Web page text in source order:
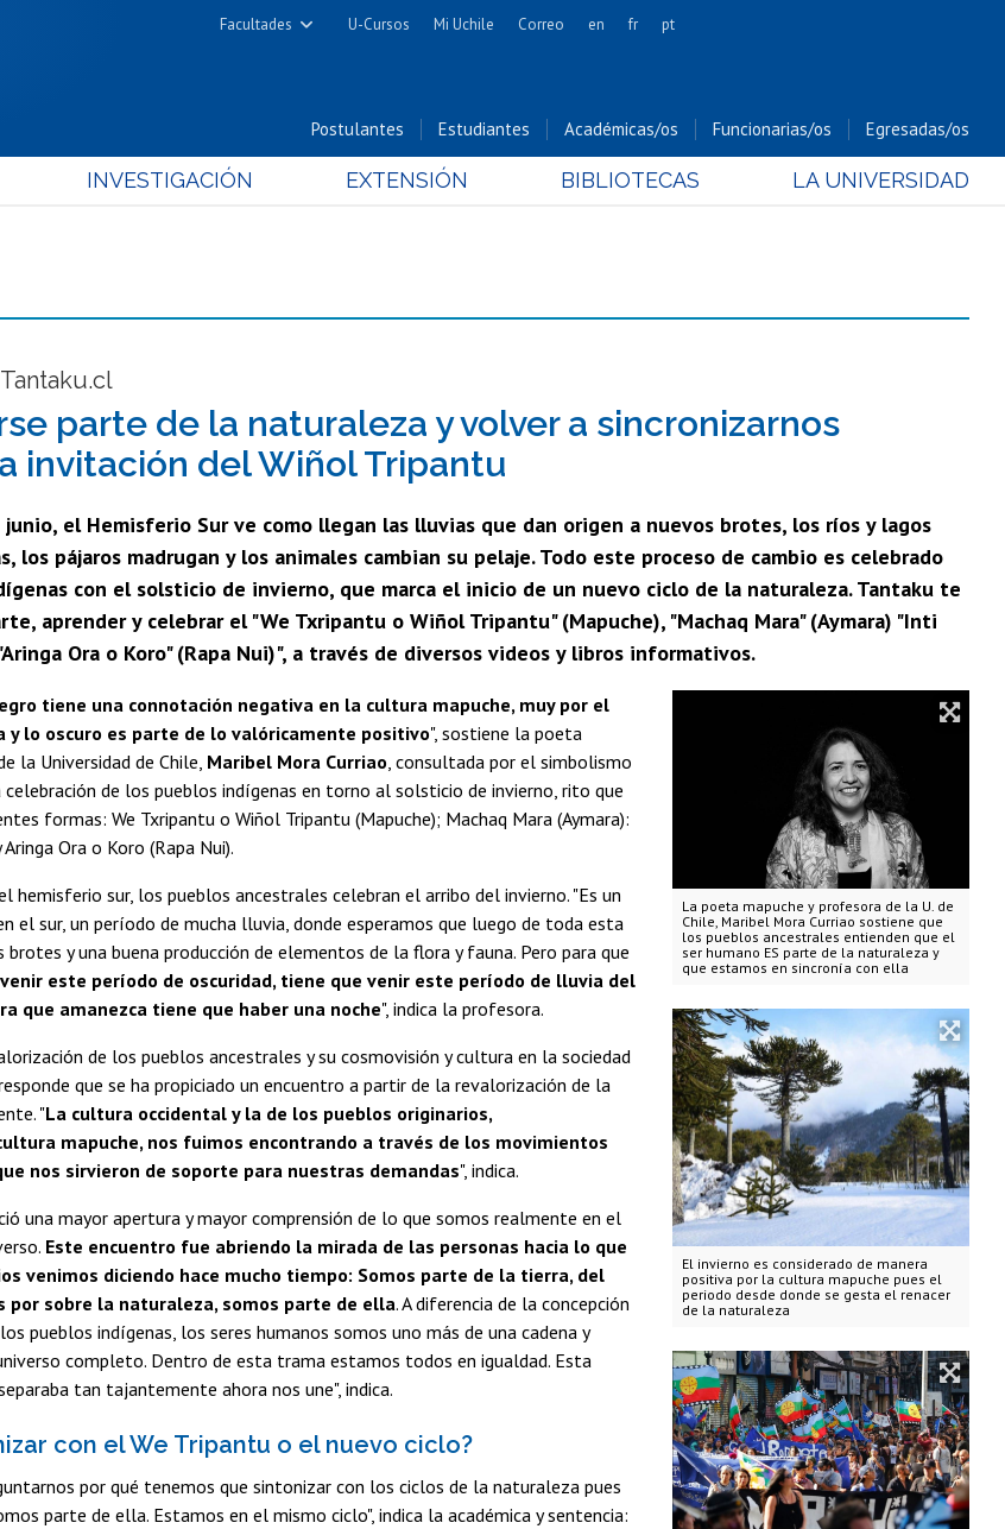
Facultades
Cs. Físicas y Matemáticas
Cs. Forestales y Conservación
Cs. Químicas y Farmacéuticas
Cs. Sociales
Nutrición y Tecnología de
Alimentos
Bachillerato
U-Cursos Mi Uchile Correo en fr pt
Postulantes Estudiantes Académicas/os Funcionarias/os Egresadas/os
INVESTIGACIÓN EXTENSIÓN BIBLIOTECAS LA UNIVERSIDAD
parte de la naturaleza y volver a sincronizarnos
invitación del Wiñol Tripantu
el Hemisferio Sur ve como llegan las lluvias que dan origen a nuevos brotes, los ríos y lagos
los pájaros madrugan y los animales cambian su pelaje. Todo este proceso de cambio es celebrado
con el solsticio de invierno, que marca el inicio de un nuevo ciclo de la naturaleza. Tantaku te
aprender y celebrar el "We Txripantu o Wiñol Tripantu" (Mapuche), "Machaq Mara" (Aymara) "Inti
Ora o Koro" (Rapa Nui)", a través de diversos videos y libros informativos.
La poeta mapuche y profesora de la U. de
Chile, Maribel Mora Curriao sostiene que
los pueblos ancestrales entienden que el
ser humano ES parte de la naturaleza y
que estamos en sincronía con ella
El invierno es considerado de manera
positiva por la cultura mapuche pues el
periodo desde donde se gesta el renacer
de la naturaleza
tiene una connotación negativa en la cultura mapuche, muy por el
y lo oscuro es parte de lo valóricamente positivo", sostiene la poeta
la Universidad de Chile, Maribel Mora Curriao , consultada por el simbolismo
de los pueblos indígenas en torno al solsticio de invierno, rito que
formas: We Txripantu o Wiñol Tripantu (Mapuche); Machaq Mara (Aymara):
Ora o Koro (Rapa Nui).
hemisferio sur, los pueblos ancestrales celebran el arribo del invierno. "Es un
el sur, un período de mucha lluvia, donde esperamos que luego de toda esta
brotes y una buena producción de elementos de la flora y fauna. Pero para que
este período de oscuridad, tiene que venir este período de lluvia del
que amanezca tiene que haber una noche", indica la profesora.
de los pueblos ancestrales y su cosmovisión y cultura en la sociedad
que se ha propiciado un encuentro a partir de la revalorización de la
"La cultura occidental y la de los pueblos originarios,
mapuche, nos fuimos encontrando a través de los movimientos
nos sirvieron de soporte para nuestras demandas", indica.
una mayor apertura y mayor comprensión de lo que somos realmente en el
Este encuentro fue abriendo la mirada de las personas hacia lo que
venimos diciendo hace mucho tiempo: Somos parte de la tierra, del
por sobre la naturaleza, somos parte de ella. A diferencia de la concepción
pueblos indígenas, los seres humanos somos uno más de una cadena y
completo. Dentro de esta trama estamos todos en igualdad. Esta
tan tajantemente ahora nos une", indica.
con el We Tripantu o el nuevo ciclo?
por qué tenemos que sintonizar con los ciclos de la naturaleza pues
parte de ella. Estamos en el mismo ciclo", indica la académica y sentencia: